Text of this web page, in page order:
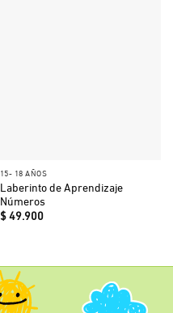
15- 18 AÑOS
Laberinto de Aprendizaje
Números
$49.900